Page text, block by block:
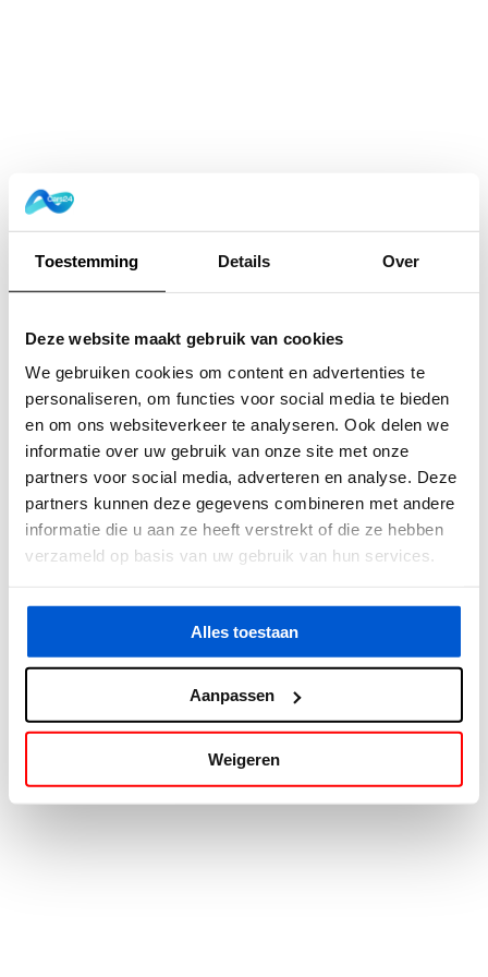
Toestemming Details Over
Deze website maakt gebruik van cookies
We gebruiken cookies om content en advertenties te
personaliseren, om functies voor social media te bieden
en om ons websiteverkeer te analyseren. Ook delen we
informatie over uw gebruik van onze site met onze
partners voor social media, adverteren en analyse. Deze
partners kunnen deze gegevens combineren met andere
informatie die u aan ze heeft verstrekt of die ze hebben
verzameld op basis van uw gebruik van hun services.
Alles toestaan
Aanpassen
Weigeren
Application error: a client-side exception has occurred while
loading www.cars24.nl(see the browser consolefor more
information).